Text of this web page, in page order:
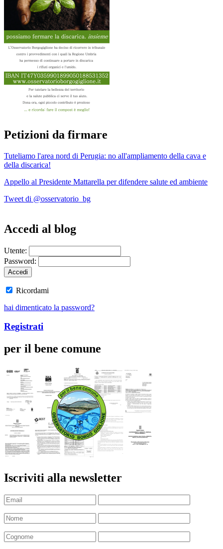
Petizioni da firmare
Tuteliamo l'area nord di Perugia: no all'ampliamento della cava e
della discarica!
Appello al Presidente Mattarella per difendere salute ed ambiente
Tweet di @osservatorio_bg
Accedi al blog
Utente:
Password:
Ricordami
hai dimenticato la password?
Registrati
per il bene comune
Iscriviti alla newsletter